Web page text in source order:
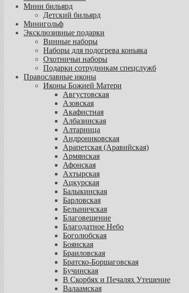
Мини бильярд
Детский бильярд
Минигольф
Эксклюзивные подарки
Винные наборы
Наборы для подогрева коньяка
Охотничьи наборы
Подарки сотрудникам спецслужб
Православные иконы
Иконы Божией Матери
Августовская
Азовская
Акафистная
Албазинская
Алтарница
Андрониковская
Арапетская (Аравийская)
Армянская
Афонская
Ахтырская
Ацкурская
Балыкинская
Барловская
Белыничская
Благовещение
Благодатное Небо
Боголюбская
Боянская
Браиловская
Братско-Борщаговская
Бучинская
В Скорбях и Печалях Утешение
Валаамская